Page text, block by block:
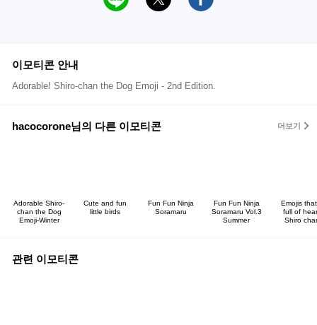
이모티콘 안내
Adorable! Shiro-chan the Dog Emoji - 2nd Edition.
hacocorone님의 다른 이모티콘 더보기
Adorable Shiro-
chan the Dog
Emoji-Winter
Cute and fun
little birds
Fun Fun Ninja
Soramaru
Fun Fun Ninja
Soramaru Vol.3
Summer
Emojis
full of
Shiro
관련 이모티콘